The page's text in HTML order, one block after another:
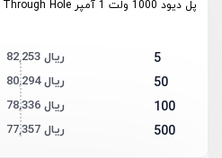
پل دیود 1000 ولت 1 آمپر Through Hole با پکیج DB
5 82,253 ریال
50 80,294 ریال
100 78,336 ریال
500 77,357 ریال